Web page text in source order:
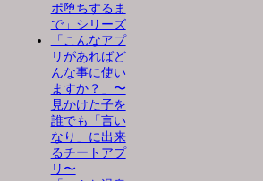
ポ堕ちするま
で」シリーズ
「こんなアプ
リがあればど
んな事に使い
ますか？」〜
見かけた子を
誰でも「言い
なり」に出来
るチートアプ
リ〜